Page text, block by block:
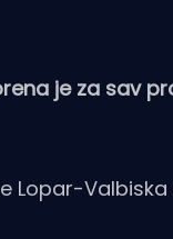
je za sav
Lopar-